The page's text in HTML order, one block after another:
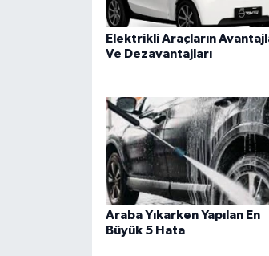
Elektrikli Araçların
Ve Dezavantajları
Araba Yıkarken Yapılan En
Büyük 5 Hata